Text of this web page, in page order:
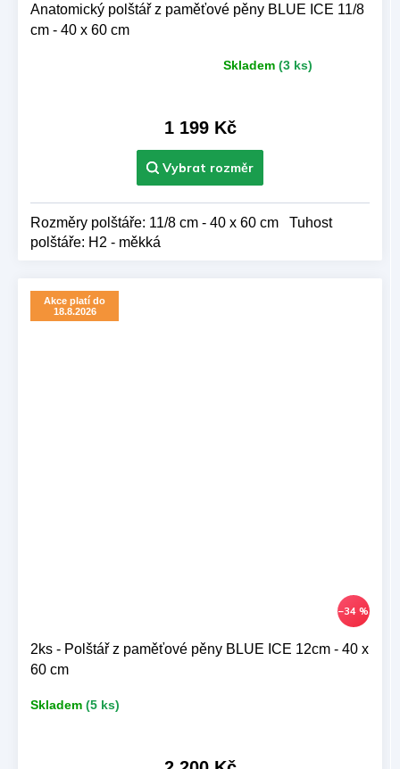
Anatomický polštář z paměťové pěny BLUE ICE 11/8
cm - 40 x 60 cm
Skladem (3 ks)
1 199 Kč
Rozměry polštáře: 11/8 cm - 40 x 60 cm Tuhost
polštáře: H2 - měkká
Akce platí do
18.8.2026
–34 %
2ks - Polštář z paměťové pěny BLUE ICE 12cm - 40 x
60 cm
Skladem (5 ks)